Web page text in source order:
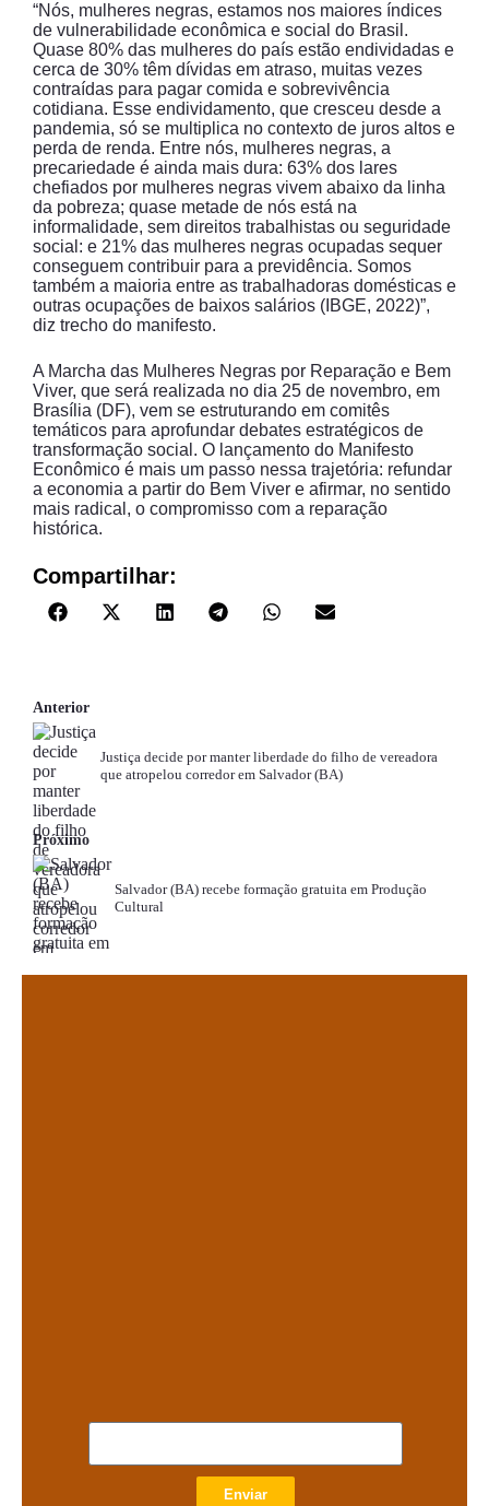
“Nós, mulheres negras, estamos nos maiores índices
de vulnerabilidade econômica e social do Brasil.
Quase 80% das mulheres do país estão endividadas e
cerca de 30% têm dívidas em atraso, muitas vezes
contraídas para pagar comida e sobrevivência
cotidiana. Esse endividamento, que cresceu desde a
pandemia, só se multiplica no contexto de juros altos e
perda de renda. Entre nós, mulheres negras, a
precariedade é ainda mais dura: 63% dos lares
chefiados por mulheres negras vivem abaixo da linha
da pobreza; quase metade de nós está na
informalidade, sem direitos trabalhistas ou seguridade
social: e 21% das mulheres negras ocupadas sequer
conseguem contribuir para a previdência. Somos
também a maioria entre as trabalhadoras domésticas e
outras ocupações de baixos salários (IBGE, 2022)”,
diz trecho do manifesto.
A Marcha das Mulheres Negras por Reparação e Bem
Viver, que será realizada no dia 25 de novembro, em
Brasília (DF), vem se estruturando em comitês
temáticos para aprofundar debates estratégicos de
transformação social. O lançamento do Manifesto
Econômico é mais um passo nessa trajetória: refundar
a economia a partir do Bem Viver e afirmar, no sentido
mais radical, o compromisso com a reparação
histórica.
Compartilhar:
Anterior
Justiça decide por manter liberdade do filho de vereadora
que atropelou corredor em Salvador (BA)
Próximo
Salvador (BA) recebe formação gratuita em Produção
Cultural
Enviar